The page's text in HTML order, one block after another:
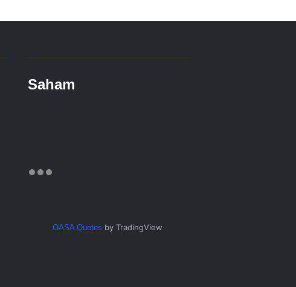
Saham
OASA Quotes by TradingView